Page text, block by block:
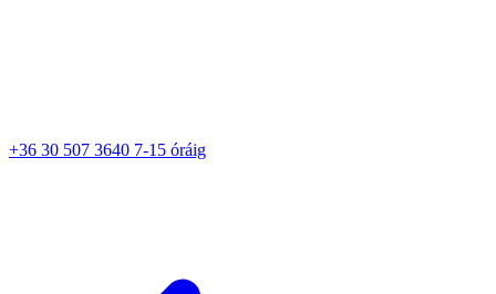
+36 30 507 3640 7-15 óráig